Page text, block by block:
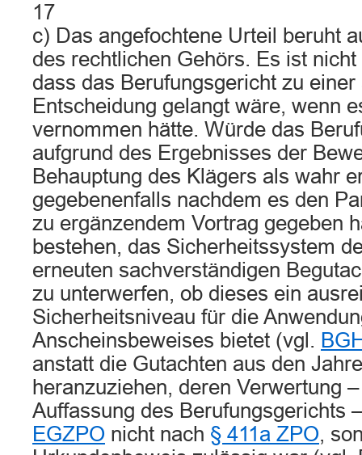
17
c) Das angefochtene Urteil beruht
des rechtlichen Gehörs. Es ist
dass das Berufungsgericht zu
Entscheidung gelangt wäre, wenn
vernommen hätte. Würde das
aufgrund des Ergebnisses der
Behauptung des Klägers als wahr
gegebenenfalls nachdem es den
zu ergänzendem Vortrag gegeben
bestehen, das Sicherheitssystem
erneuten sachverständigen
zu unterwerfen, ob dieses ein
Sicherheitsniveau für die
Anscheinsbeweises bietet (vgl.
anstatt die Gutachten aus den
heranzuziehen, deren Verwertung
Auffassung des Berufungsgerichts
EGZPO nicht nach § 411a ZPO,